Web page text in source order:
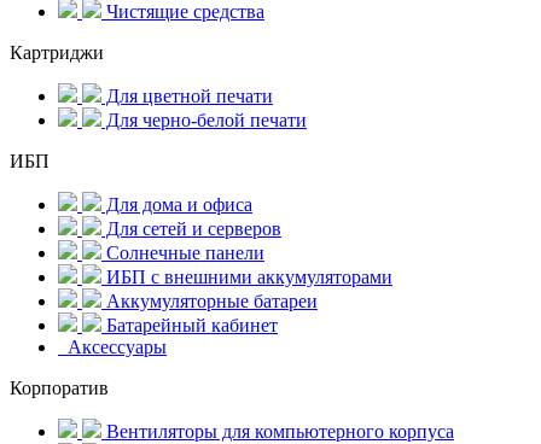
Чистящие средства
Картриджи
Для цветной печати
Для черно-белой печати
ИБП
Для дома и офиса
Для сетей и серверов
Солнечные панели
ИБП с внешними аккумуляторами
Аккумуляторные батареи
Батарейный кабинет
Аксессуары
Корпоратив
Вентиляторы для компьютерного корпуса